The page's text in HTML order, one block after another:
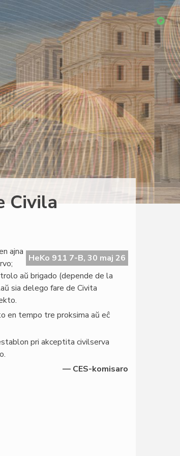
Civila
HeKo 911 7-B, 30 maj 26
ajna
aŭ brigado (depende de la
sia delego fare de Civita
en tempo tre proksima aŭ eĉ
pri akceptita civilserva
— CES-komisaro